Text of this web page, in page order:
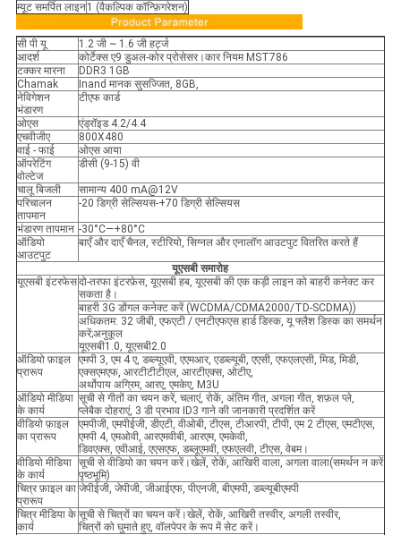
म्यूट समर्पित लाइन1 (वैकल्पिक कॉन्फ़िगरेशन)
सी पी यू
1.2 जी ~ 1.6 जी हर्ट्ज
आदर्श
कोर्टेक्स ए9 डुअल-कोर प्रोसेसर।कार नियम MST786
टक्कर मारना
DDR3 1GB
Chamak
Inand मानक सुसज्जित, 8GB,
नेविगेशन
भंडारण
टीएफ कार्ड
ओएस
एंड्रॉइड 4.2/4.4
एचवीजीए
800X480
वाई - फाई
ओएस आया
ऑपरेटिंग
वोल्टेज
डीसी (9-15) वी
चालू बिजली
सामान्य 400 mA@12V
परिचालन
तापमान
-20 डिग्री सेल्सियस-+70 डिग्री सेल्सियस
भंडारण तापमान -30°C—+80°C
ऑडियो
आउटपुट
बाएँ और दाएँ चैनल, स्टीरियो, सिग्नल और एनालॉग आउटपुट वितरित करते हैं
यूएसबी समारोह
यूएसबी इंटरफेसदो-तरफा इंटरफ़ेस, यूएसबी हब, यूएसबी की एक कड़ी लाइन को बाहरी कनेक्ट कर
सकता है।
बाहरी 3G डोंगल कनेक्ट करें (WCDMA/CDMA2000/TD-SCDMA))
अधिकतम: 32 जीबी, एफएटी / एनटीएफएस हार्ड डिस्क, यू फ्लैश डिस्क का समर्थन
करें;अनुकूल
यूएसबी1.0, यूएसबी2.0
ऑडियो फ़ाइल
प्रारूप
एमपी 3, एम 4 ए, डब्ल्यूएवी, एएमआर, एडब्ल्यूबी, एएसी, एफएलएसी, मिड, मिडी,
एक्सएमएफ, आरटीटीटीएल, आरटीएक्स, ओटीए,
अर्थोपाय अग्रिम, आरए, एमकेए, M3U
ऑडियो मीडिया
के कार्य
सूची से गीतों का चयन करें, चलाएं, रोकें, अंतिम गीत, अगला गीत, शफ़ल प्ले,
प्लेबैक दोहराएं, 3 डी प्रभाव ID3 गाने की जानकारी प्रदर्शित करें
वीडियो फ़ाइल
का प्रारूप
एमपीजी, एमपीईजी, डीएटी, वीओबी, टीएस, टीआरपी, टीपी, एम 2 टीएस, एमटीएस,
एमपी 4, एमओवी, आरएमवीबी, आरएम, एमकेवी,
डिवएक्स, एवीआई, एएसएफ, डब्लूएमवी, एफएलवी, टीएस, वेबम।
वीडियो मीडिया
के कार्य
सूची से वीडियो का चयन करें।खेलें, रोकें, आखिरी वाला, अगला वाला(समर्थन न करें
पृष्ठभूमि)
चित्र फ़ाइल का
प्रारूप
जेपीईजी, जेपीजी, जीआईएफ, पीएनजी, बीएमपी, डब्ल्यूबीएमपी
चित्र मीडिया के
कार्य
सूची से चित्रों का चयन करें।खेलें, रोकें, आखिरी तस्वीर, अगली तस्वीर,
चित्रों को घुमाते हुए, वॉलपेपर के रूप में सेट करें।